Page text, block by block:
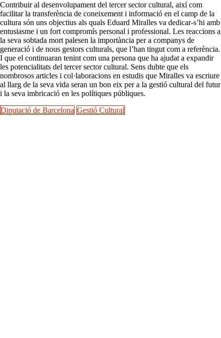
Contribuir al desenvolupament del tercer sector cultural, així com
facilitar la transferència de coneixement i informació en el camp de la
cultura són uns objectius als quals Eduard Miralles va dedicar-s’hi amb
entusiasme i un fort compromís personal i professional. Les reaccions a
la seva sobtada mort palesen la importància per a companys de
generació i de nous gestors culturals, que l’han tingut com a referència.
I que el continuaran tenint com una persona que ha ajudat a expandir
les potencialitats del tercer sector cultural. Sens dubte que els
nombrosos articles i col·laboracions en estudis que Miralles va escriure
al llarg de la seva vida seran un bon eix per a la gestió cultural del futur
i la seva imbricació en les polítiques públiques.
Diputació de Barcelona Gestió Cultural